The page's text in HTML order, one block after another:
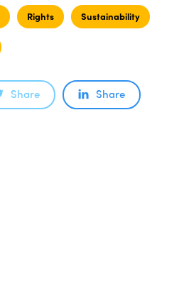
Rights Sustainability
Share Share